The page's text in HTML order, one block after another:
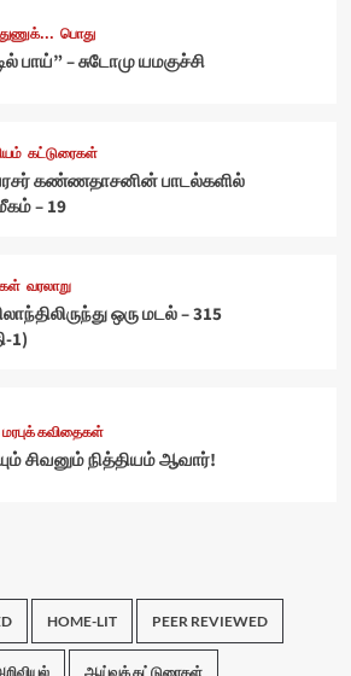
பொது
பாய்” – சுடோமு யமகுச்சி
கட்டுரைகள்
கண்ணதாசனின் பாடல்களில்
– 19
வரலாறு
ஒரு மடல் – 315
1)
மரபுக் கவிதைகள்
சிவனும் நித்தியம் ஆவார்!
HOME-LIT PEER REVIEWED
ஆய்வுக் கட்டுரைகள்